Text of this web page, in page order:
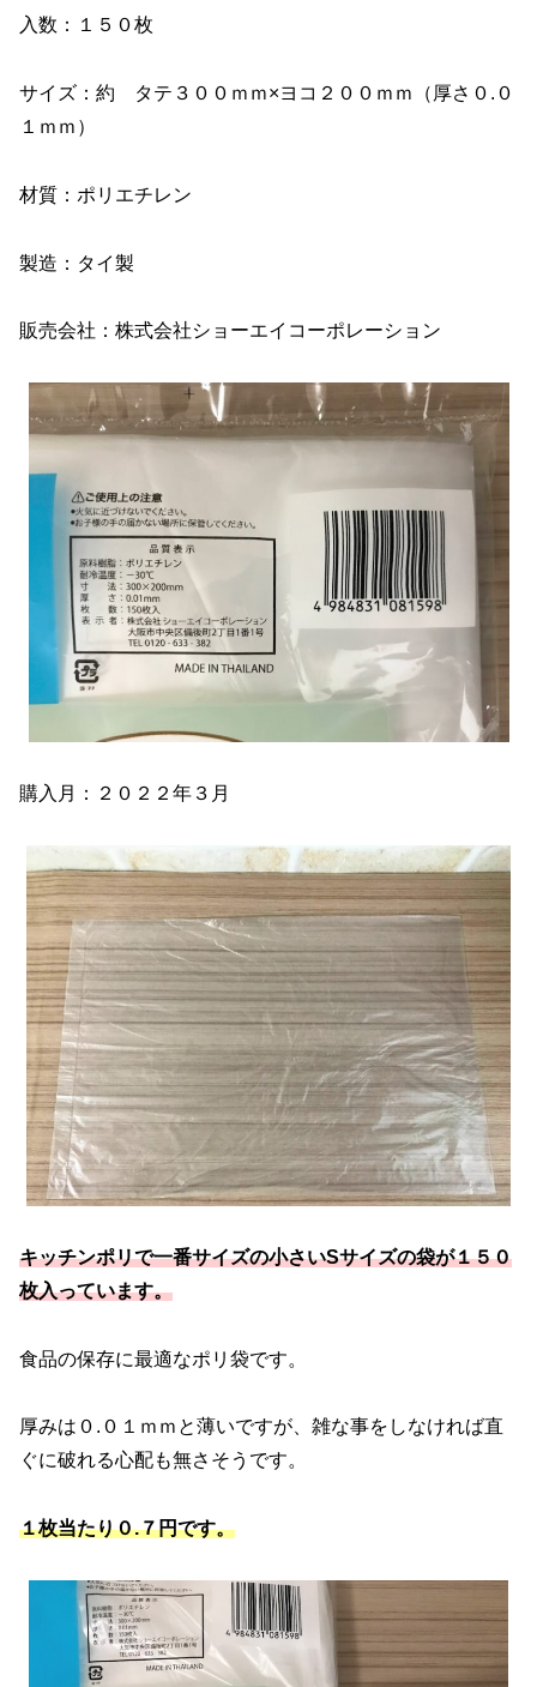
入数：１５０枚
サイズ：約 タテ３００ｍｍ×ヨコ２００ｍｍ（厚さ０.０
１ｍｍ）
材質：ポリエチレン
製造：タイ製
販売会社：株式会社ショーエイコーポレーション
購入月：２０２２年３月
キッチンポリで一番サイズの小さいSサイズの袋が１５０
枚入っています。
食品の保存に最適なポリ袋です。
厚みは０.０１ｍｍと薄いですが、雑な事をしなければ直
ぐに破れる心配も無さそうです。
１枚当たり０.７円です。